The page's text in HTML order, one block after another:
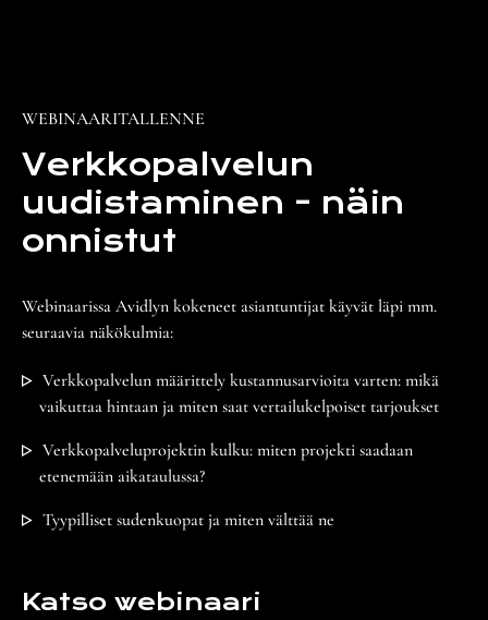
WEBINAARITALLENNE
Verkkopalvelun
uudistaminen - näin
onnistut
Webinaarissa Avidlyn kokeneet asiantuntijat käyvät läpi mm.
seuraavia näkökulmia:
Verkkopalvelun määrittely kustannusarvioita varten: mikä
vaikuttaa hintaan ja miten saat vertailukelpoiset tarjoukset
Verkkopalveluprojektin kulku: miten projekti saadaan
etenemään aikataulussa?
Tyypilliset sudenkuopat ja miten välttää ne
Katso webinaari